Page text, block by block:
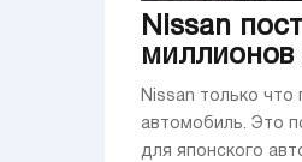
Nissan
миллионов
Nissan только
автомобиль. Это
для японского